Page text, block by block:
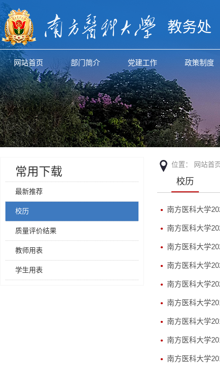
教务处
网站首页 部门简介 党建工作 政策制度
常用下载
最新推荐
校历
质量评价结果
教师用表
学生用表
位置： 网站首
校历
南方医科大学
南方医科大学
南方医科大学
南方医科大学
南方医科大学
南方医科大学
南方医科大学
南方医科大学
南方医科大学